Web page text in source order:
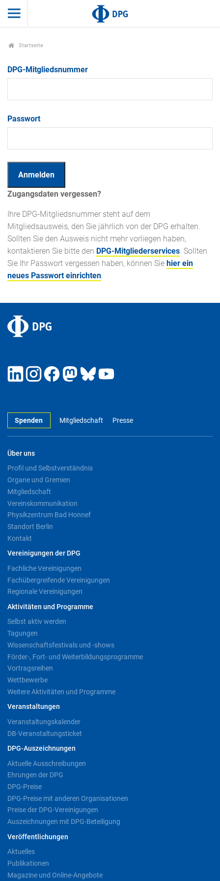
Startseite
DPG-Mitgliedsnummer
Passwort
Zugangsdaten vergessen?
Ihre DPG-Mitgliedsnummer steht auf dem
Mitgliedsausweis, den Sie jährlich von der DPG erhalten.
Sollten Sie den Ausweis nicht mehr vorliegen haben,
kontaktieren Sie bitte den DPG-Mitgliederservices . Sollten
Sie Ihr Passwort vergessen haben, können Sie hier ein
neues Passwort einrichten
Spenden Mitgliedschaft Presse
Über uns
Profil und Selbstverständnis
Organe und Gremien
Mitgliedschaft
Vereinskommunikation
Physikzentrum Bad Honnef
Standort Berlin
Kontakt
Vereinigungen der DPG
Fachliche Vereinigungen
Fachübergreifende Vereinigungen
Regionale Vereinigungen
Aktivitäten und Programme
Selbst aktiv werden
Tagungen
Wissenschaftsfestivals und -shows
Förder-, Fort- und Weiterbildungsprogramme
Vortragsreihen
Wettbewerbe
Weitere Aktivitäten und Programme
Veranstaltungen
Veranstaltungskalender
DB-Veranstaltungsticket
DPG-Auszeichnungen
Aktuelle Ausschreibungen
Ehrungen der DPG
DPG-Preise
DPG-Preise mit anderen Organisationen
Preise der DPG-Vereinigungen
Auszeichnungen mit DPG-Beteiligung
Veröffentlichungen
Aktuelles
Publikationen
Magazine und Online-Angebote